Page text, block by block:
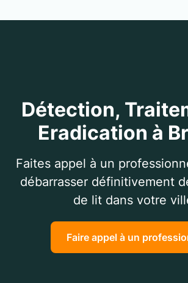
Détection,
Eradication à
Faites appel à un
débarrasser définitivement
de lit dans votre
Faire appel à un